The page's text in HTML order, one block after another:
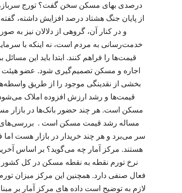
درصدی بهای مسکن سخن گفت؟ تورج سرباز،
از پایان جنگ هشتاد درصد افزایش داشته،
و در کنار آن، گروهی از دلالان نیز به
خدمت‌رسانی به مردم است، نه اینکه با
قیمت‌ها را فراهم کنند. ابتدا باید این
اجاره و مسکن تصمیم‌گیری شود. عضو هیئت
بخشی از نقدینگی موجود را از طریق
قیمت‌ها و رشد ارزش افزوده املاک می‌شود؛
مسکن است. هر چند حضور بانک‌ها در بازار
مساله رشد قیمت مسکن است . بررسی‌های
سر می‌برد و هر چند خریدار در بازار هست
هستند. مرکز آمار چه می‌گوید؟ بر اساس
لازم به توضیح است داده های مرکز آمار بر